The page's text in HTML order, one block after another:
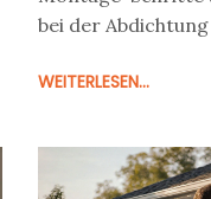
bei der
WEITERLESEN...